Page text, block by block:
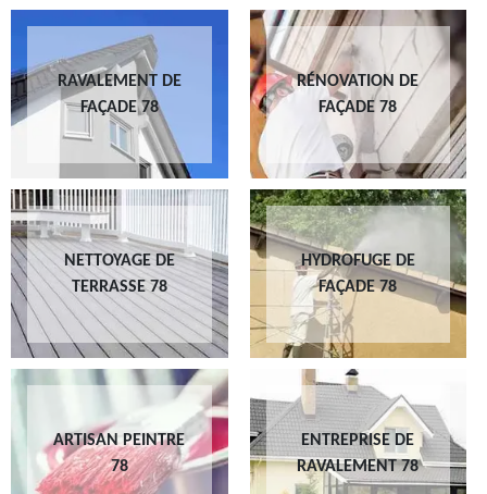
RAVALEMENT DE
FAÇADE 78
RÉNOVATION DE
FAÇADE 78
NETTOYAGE DE
TERRASSE 78
HYDROFUGE DE
FAÇADE 78
ARTISAN PEINTRE
78
ENTREPRISE DE
RAVALEMENT 78